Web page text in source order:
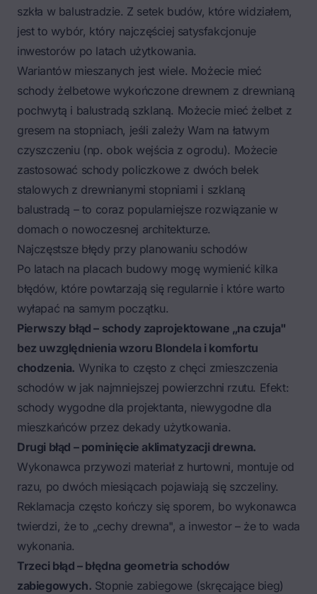
szkła w balustradzie. Z setek budów, które widziałem,
jest to wybór, który najczęściej satysfakcjonuje
inwestorów po latach użytkowania.
Wariantów mieszanych jest wiele. Możecie mieć
schody żelbetowe wykończone drewnem z drewnianą
pochwytą i balustradą szklaną. Możecie mieć żelbet z
gresem na stopniach, jeśli zależy Wam na łatwym
czyszczeniu (np. obok wejścia z ogrodu). Możecie
zastosować schody policzkowe z dwóch belek
stalowych z drewnianymi stopniami i szklaną
balustradą – to coraz popularniejsze rozwiązanie w
domach o nowoczesnej architekturze.
Najczęstsze błędy przy planowaniu schodów
Po latach na placach budowy mogę wymienić kilka
błędów, które powtarzają się regularnie i które warto
wyłapać na samym początku.
Pierwszy błąd – schody zaprojektowane „na czuja"
bez uwzględnienia wzoru Blondela i komfortu
chodzenia. Wynika to często z chęci zmieszczenia
schodów w jak najmniejszej powierzchni rzutu. Efekt:
schody wygodne dla projektanta, niewygodne dla
mieszkańców przez dekady użytkowania.
Drugi błąd – pominięcie aklimatyzacji drewna.
Wykonawca przywozi materiał z hurtowni, montuje od
razu, po dwóch miesiącach pojawiają się szczeliny.
Reklamacja często kończy się sporem, bo wykonawca
twierdzi, że to „cechy drewna", a inwestor – że to wada
wykonania.
Trzeci błąd – błędna geometria schodów
zabiegowych. Stopnie zabiegowe (skręcające bieg)